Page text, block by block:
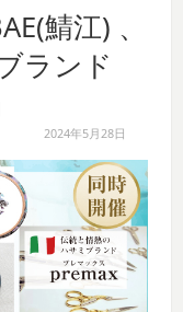
鯖江) 、
ランド
2024年5月28日